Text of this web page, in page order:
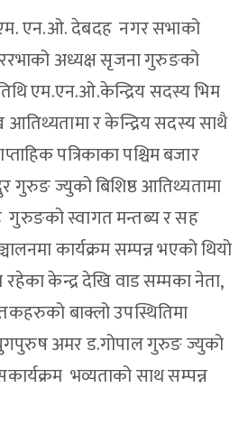
एन.ओ. देबदह नगर सभाको
अध्यक्ष सृजना गुरुङको
एम.एन.ओ.केन्द्रिय सदस्य भिम
आतिथ्यतामा र केन्द्रिय सदस्य साथै
पत्रिकाका पश्चिम बजार
गुरुङ ज्युको बिशिष्ठ आतिथ्यतामा
स्वागत मन्तब्य र सह
कार्यक्रम सम्पन्न भएको थियो
केन्द्र देखि वाड सम्मका नेता,
बाक्लो उपस्थितिमा
अमर ड.गोपाल गुरुङ ज्युको
भव्यताको साथ सम्पन्न